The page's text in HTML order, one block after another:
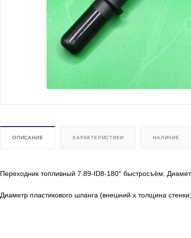
ОПИСАНИЕ ХАРАКТЕРИСТИКИ НАЛИЧИЕ
Переходник топливный 7.89-ID8-180° быстросъём.
Диаметр пластикового шланга (внешний х толщина